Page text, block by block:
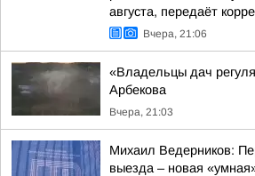
августа, передаёт
Вчера, 21:06
«Владельцы дач
Арбекова
Вчера, 21:03
Михаил Ведерников:
выезда – новая